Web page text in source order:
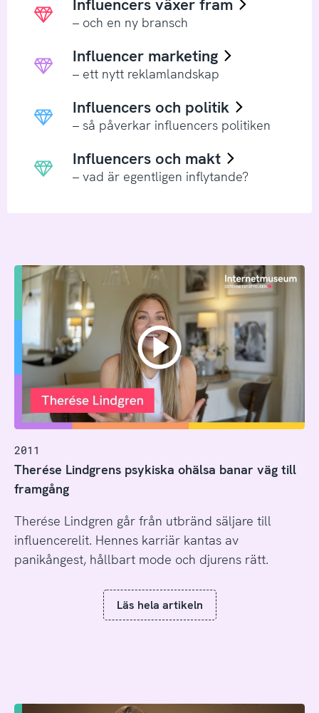
Influencers växer fram
– och en ny bransch
Influencer marketing
– ett nytt reklamlandskap
Influencers och politik
– så påverkar influencers politiken
Influencers och makt
– vad är egentligen inflytande?
2011
Therése Lindgrens psykiska ohälsa banar väg till
framgång
Therése Lindgren går från utbränd säljare till
influencerelit. Hennes karriär kantas av
panikångest, hållbart mode och djurens rätt.
Läs hela artikeln